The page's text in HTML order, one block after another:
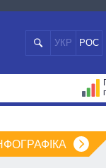
УКР РОС